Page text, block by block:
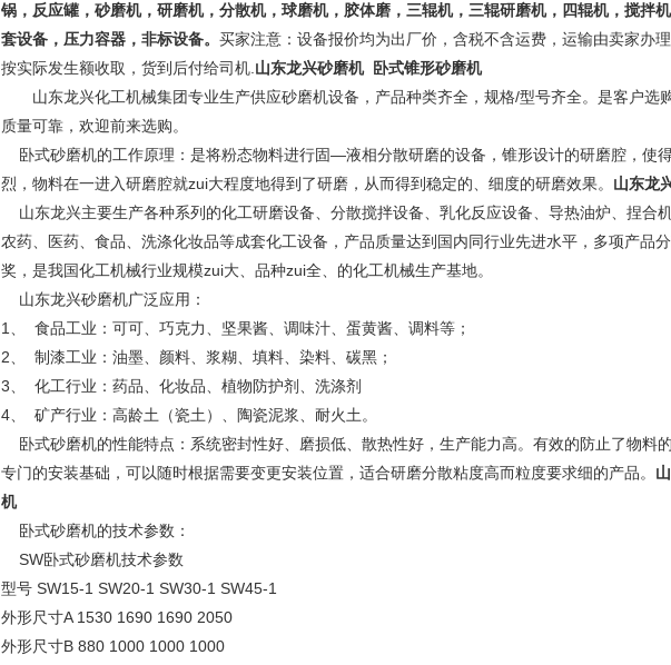
锅，反应罐，砂磨机，研磨机，分散机，球磨机，胶体磨，三辊机，三辊研磨机，四辊机，搅拌
套设备，压力容器，非标设备。 买家注意：设备报价均为出厂价，含税不含运费，运输由卖家办
按实际发生额收取，货到后付给司机. 山东龙兴砂磨机 卧式锥形砂磨机
山东龙兴化工机械集团专业生产供应砂磨机设备，产品种类齐全，规格/型号齐全。是客户选
质量可靠，欢迎前来选购。
卧式砂磨机的工作原理：是将粉态物料进行固—液相分散研磨的设备，锥形设计的研磨腔，使
烈，物料在一进入研磨腔就zui大程度地得到了研磨，从而得到稳定的、细度的研磨效果。 山东龙
山东龙兴主要生产各种系列的化工研磨设备、分散搅拌设备、乳化反应设备、导热油炉、捏合
农药、医药、食品、洗涤化妆品等成套化工设备，产品质量达到国内同行业先进水平，多项产品
奖，是我国化工机械行业规模zui大、品种zui全、的化工机械生产基地。
山东龙兴砂磨机广泛应用：
1、 食品工业：可可、巧克力、坚果酱、调味汁、蛋黄酱、调料等；
2、 制漆工业：油墨、颜料、浆糊、填料、染料、碳黑；
3、 化工行业：药品、化妆品、植物防护剂、洗涤剂
4、 矿产行业：高龄土（瓷土）、陶瓷泥浆、耐火土。
卧式砂磨机的性能特点：系统密封性好、磨损低、散热性好，生产能力高。有效的防止了物料
专门的安装基础，可以随时根据需要变更安装位置，适合研磨分散粘度高而粒度要求细的产品。
机
卧式砂磨机的技术参数：
SW卧式砂磨机技术参数
型号 SW15-1 SW20-1 SW30-1 SW45-1
外形尺寸A 1530 1690 1690 2050
外形尺寸B 880 1000 1000 1000